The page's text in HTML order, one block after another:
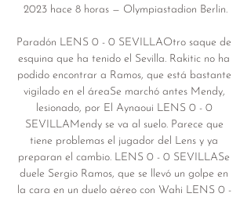
2023 hace 8 horas — Olympiastadion Berlin.
Paradón LENS 0 - 0 SEVILLAOtro saque de
esquina que ha tenido el Sevilla. Rakitic no ha
podido encontrar a Ramos, que está bastante
vigilado en el áreaSe marchó antes Mendy,
lesionado, por El Aynaoui LENS 0 - 0
SEVILLAMendy se va al suelo. Parece que
tiene problemas el jugador del Lens y ya
preparan el cambio. LENS 0 - 0 SEVILLASe
duele Sergio Ramos, que se llevó un golpe en
la cara en un duelo aéreo con Wahi LENS 0 -